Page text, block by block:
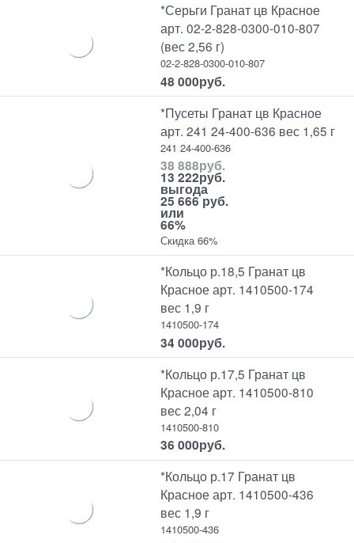
*Серьги Гранат цв Красное
арт. 02-2-828-0300-010-807
(вес 2,56 г)
02-2-828-0300-010-807
48 000руб.
*Пусеты Гранат цв Красное
арт. 241 24-400-636 вес 1,65 г
241 24-400-636
38 888руб.
13 222руб.
выгода
25 666 руб.
или
66%
Скидка 66%
*Кольцо р.18,5 Гранат цв
Красное арт. 1410500-174
вес 1,9 г
1410500-174
34 000руб.
*Кольцо р.17,5 Гранат цв
Красное арт. 1410500-810
вес 2,04 г
1410500-810
36 000руб.
*Кольцо р.17 Гранат цв
Красное арт. 1410500-436
вес 1,9 г
1410500-436